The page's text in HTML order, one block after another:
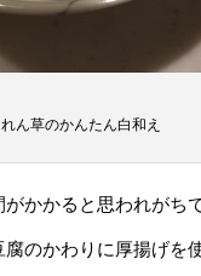
ん草のかんたん白和え
かかると思われがち
のかわりに厚揚げを